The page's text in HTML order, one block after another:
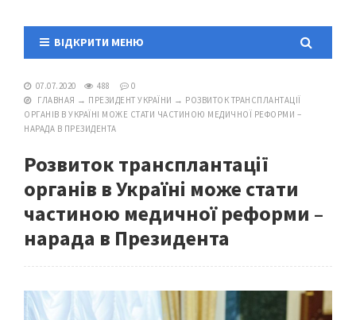
ВІДКРИТИ МЕНЮ
07.07.2020 488
0
ГЛАВНАЯ → ПРЕЗИДЕНТ УКРАЇНИ → РОЗВИТОК ТРАНСПЛАНТАЦІЇ
ОРГАНІВ В УКРАЇНІ МОЖЕ СТАТИ ЧАСТИНОЮ МЕДИЧНОЇ РЕФОРМИ –
НАРАДА В ПРЕЗИДЕНТА
Розвиток трансплантації
органів в Україні може стати
частиною медичної реформи –
нарада в Президента